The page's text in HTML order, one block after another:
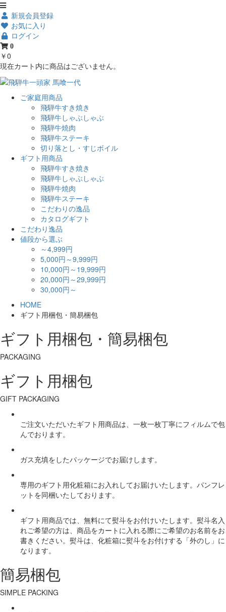
新規会員登録
お気に入り
ログイン
0
￥0
現在カート内に商品はございません。
ご家庭用商品
飛騨牛すき焼き
飛騨牛しゃぶしゃぶ
飛騨牛焼肉
飛騨牛ステーキ
切り落とし・すじボイル
ギフト用商品
飛騨牛すき焼き
飛騨牛しゃぶしゃぶ
飛騨牛焼肉
飛騨牛ステーキ
こだわりの逸品
カタログギフト
こだわり逸品
値段から選ぶ
～4,999円
5,000円～9,999円
10,000円～19,999円
20,000円～29,999円
30,000円～
HOME
ギフト用梱包・簡易梱包
ギフト用梱包・簡易梱包
PACKAGING
ギフト用梱包
GIFT PACKAGING
ご注文いただいたギフト用商品は、一枚一枚丁寧にフィルムで包
んでおります。
ガス充填をしたパッケージでお届けします。
専用のギフト用化粧箱にお入れしてお届けいたします。パンフレ
ットを同梱いたしております。
ギフト用商品では、無料にて熨斗をお付けいたします。熨斗名入
れご希望の方は、商品をカートに入れる際にご希望のお名前をお
書きください。熨斗は、化粧箱に熨斗をお付けする「外のし」に
なります。
簡易梱包
SIMPLE PACKING